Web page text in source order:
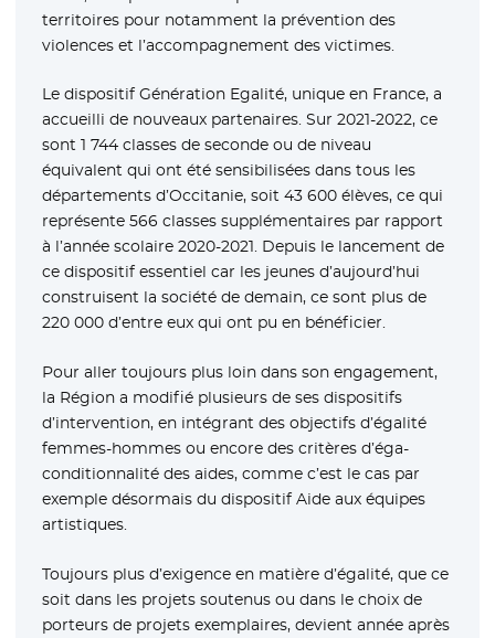
territoires pour notamment la prévention des
violences et l’accompagnement des victimes.
Le dispositif Génération Egalité, unique en France, a
accueilli de nouveaux partenaires. Sur 2021-2022, ce
sont 1 744 classes de seconde ou de niveau
équivalent qui ont été sensibilisées dans tous les
départements d’Occitanie, soit 43 600 élèves, ce qui
représente 566 classes supplémentaires par rapport
à l’année scolaire 2020-2021. Depuis le lancement de
ce dispositif essentiel car les jeunes d’aujourd’hui
construisent la société de demain, ce sont plus de
220 000 d’entre eux qui ont pu en bénéficier.
Pour aller toujours plus loin dans son engagement,
la Région a modifié plusieurs de ses dispositifs
d’intervention, en intégrant des objectifs d’égalité
femmes-hommes ou encore des critères d’éga-
conditionnalité des aides, comme c’est le cas par
exemple désormais du dispositif Aide aux équipes
artistiques.
Toujours plus d’exigence en matière d’égalité, que ce
soit dans les projets soutenus ou dans le choix de
porteurs de projets exemplaires, devient année après